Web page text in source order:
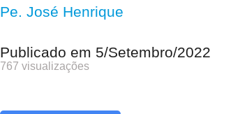
Pe. José Henrique
Publicado em 5/Setembro/2022
767 visualizações